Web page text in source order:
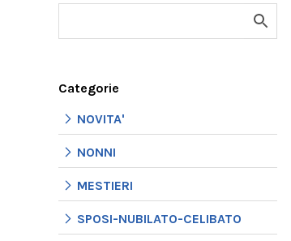
Categorie
NOVITA'
NONNI
MESTIERI
SPOSI-NUBILATO-CELIBATO